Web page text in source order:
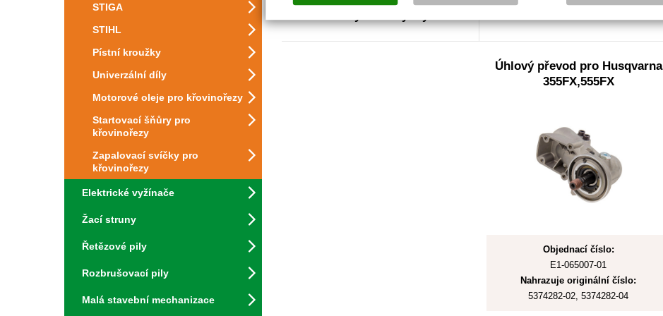
STIGA
STIHL
Pístní kroužky
Univerzální díly
Motorové oleje pro křovinořezy
Startovací šňůry pro
křovinořezy
Zapalovací svíčky pro
křovinořezy
Elektrické vyžínače
Žací struny
Řetězové pily
Rozbrušovací pily
Malá stavební mechanizace
Úhlový převod pro Husqvarna
355FX,555FX
Objednací číslo:
E1-065007-01
Nahrazuje originální číslo:
5374282-02, 5374282-04